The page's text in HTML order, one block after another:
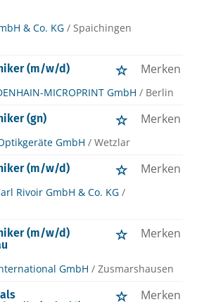
& Co. KG / Spaichingen
(m/w/d)
Merken
MICROPRINT GmbH / Berlin
(gn)
Merken
GmbH / Wetzlar
(m/w/d)
Merken
Rivoir GmbH & Co. KG /
(m/w/d)
Merken
GmbH / Zusmarshausen
Merken